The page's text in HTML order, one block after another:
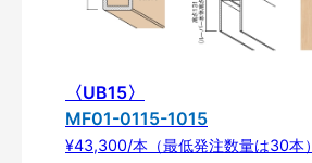
〈UB15〉
MF01-0115-1015
¥43,300/本（最低発注数量は30本）